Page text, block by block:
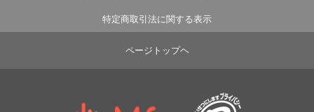
特定商取引法に関する表示
ページトップヘ